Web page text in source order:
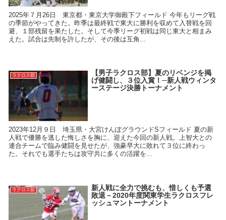
2025年７月26日 東京都・東京大学御殿下フィールド 今年もリーグ戦
の季節がやってきた。昨季は最終戦で東大に勝利を収めて入替戦を回
避、１部残留を果たした。そして今季リーグ初戦は同じ東大と相まみ
えた。試合は先制を許したが、その後は互角...
ラクロス部
【男子ラクロス部】夏のリベンジを掲
げ健闘し、３位入賞！─新人戦ウィンタ
ーステージ決勝トーナメント
2023年12月９日 埼玉県・大宮けんぽグラウンドSフィールド 夏の新
人戦で優勝を逃した悔しさを胸に、迎えた今回の新人戦。上智大との
連合チームで臨み健闘を見せたが、強豪早大に敗れて３位に終わっ
た。それでも選手たちは攻守共に多くの活躍を...
ラクロス部
新人戦に全力で挑むも、惜しくも予選
敗退－2020年度関東学生ラクロスフレ
ッシュマントーナメント